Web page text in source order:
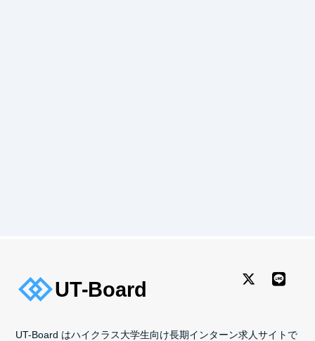
UT-Board はハイクラス大学生向け長期インターン求人サイトで